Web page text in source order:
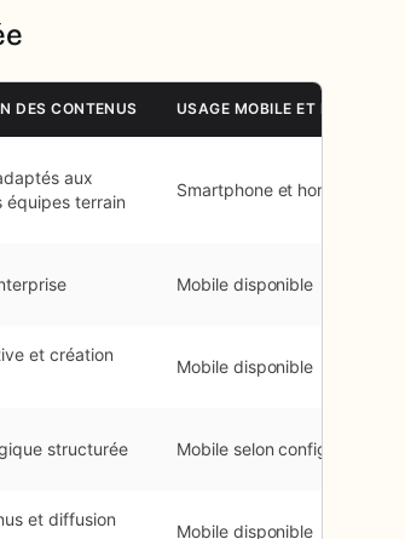
DES CONTENUS USAGE MOBILE ET HORS LIGNE
aux
équipes terrain
Smartphone et hors ligne
Mobile disponible
et création
Mobile disponible
structurée Mobile selon configuration
et diffusion
Mobile disponible